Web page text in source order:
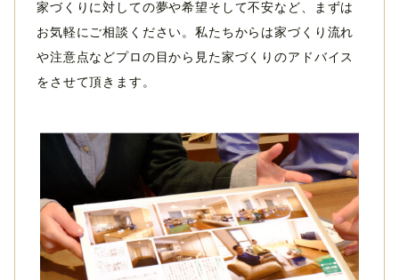
家づくりに対しての夢や希望そして不安など、まずは
お気軽にご相談ください。私たちからは家づくり流れ
や注意点などプロの目から見た家づくりのアドバイス
をさせて頂きます。